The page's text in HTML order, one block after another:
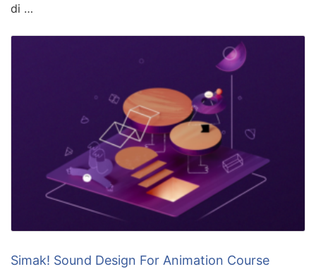
di …
Simak! Sound Design For Animation Course